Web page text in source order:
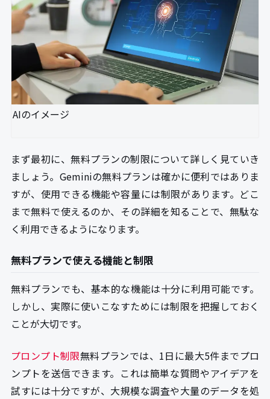
AIのイメージ
まず最初に、無料プランの制限について詳しく見ていき
ましょう。Geminiの無料プランは確かに便利ではありま
すが、使用できる機能や容量には制限があります。どこ
まで無料で使えるのか、その詳細を知ることで、無駄な
く利用できるようになります。
無料プランで使える機能と制限
無料プランでも、基本的な機能は十分に利用可能です。
しかし、実際に使いこなすためには制限を把握しておく
ことが大切です。
プロンプト制限無料プランでは、1日に最大5件までプロ
ンプトを送信できます。これは簡単な質問やアイデアを
試すには十分ですが、大規模な調査や大量のデータを処